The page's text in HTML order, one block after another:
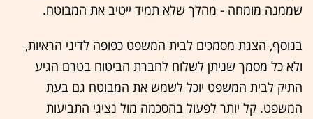
שממנה מומחה - מהלך שלא תמיד ייטיב את המבוטח.
בנוסף, הצגת מסמכים לבית המשפט כפופה לדיני הראיות,
ולא כל מסמך שניתן לשלוח לחברת הביטוח בטרם הגיע
התיק לבית המשפט יוכל לשמש את המבוטח גם בעת
המשפט. קל יותר לפעול בהסכמה מול נציגי התביעות